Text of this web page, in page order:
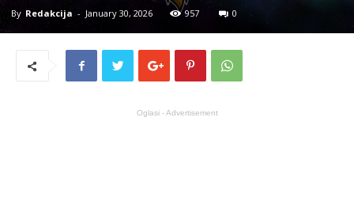
By Redakcija - January 30, 2026 957 0
Oglasi - Advertisement